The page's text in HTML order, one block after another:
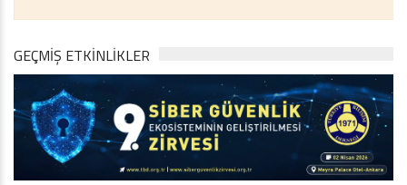
GEÇMİŞ ETKİNLİKLER